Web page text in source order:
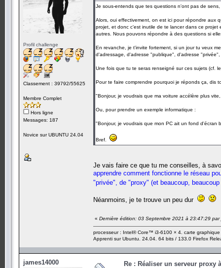
Profil challenge
Classement : 39792/55625
Membre Complet
Hors ligne
Messages: 187
Novice sur UBUNTU 24.04
Je sous-entends que tes questions n'ont pas de
Alors, oui effectivement, on est ici pour répondre aux
projet, et donc c'est inutile de te lancer dans ce
autres. Nous pouvons répondre à des questions si
En revanche, je t'invite fortement, si un jour tu veux
d'adressage, d'adresse "publique", d'adresse
Une fois que tu te seras renseigné sur ces sujets (cf.
Pour te faire comprendre pourquoi je réponds ça, dis
"Bonjour, je voudrais que ma voiture accélère plus
Ou, pour prendre un exemple informatique :
"Bonjour, je voudrais que mon PC ait un fond d'écran
Bref.
Je vais faire ce que tu me conseilles, à
apprendre comment fonctionne le réseau
"privée", de "proxy" (et beaucoup,
Néanmoins, je te trouve un peu dur
« Dernière édition: 03 Septembre 2021 à 23:47:29 par
processeur : Intel® Core™ i3-6100 × 4. carte
Apprenti sur Ubuntu. 24.04. 64 bits / 133.0 Firefox
james14000 Re : Réaliser un serveur proxy